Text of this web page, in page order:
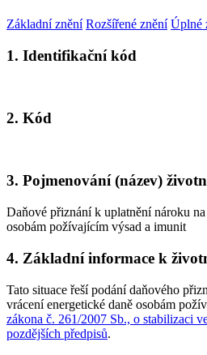
Základní znění Rozšířené znění Úplné
1. Identifikační kód
2. Kód
3. Pojmenování (název)
Daňové přiznání k uplatnění nároku
osobám požívajícím výsad a imunit
4. Základní informace k
Tato situace řeší podání daňového
vrácení energetické daně osobám
zákona č. 261/2007 Sb., o stabilizaci
pozdějších předpisů.